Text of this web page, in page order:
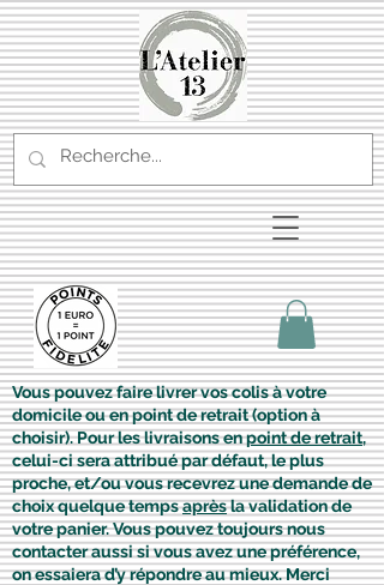
Vous pouvez faire livrer vos colis à votre
domicile ou en point de retrait (option à
choisir). Pour les livraisons enpoint de retrait,
celui-ci sera attribué par défaut, le plus
proche, et/ou vous recevrez une demande de
choix quelque tempsaprèsla validation de
votre panier. Vous pouvez toujours nous
contacter aussi si vous avez une préférence,
on essaiera d’y répondre au mieux. Merci